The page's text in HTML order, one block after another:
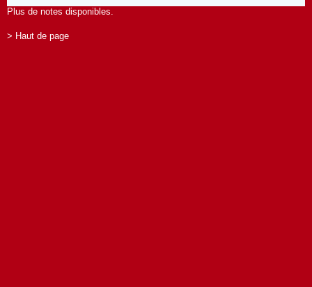
Plus de notes disponibles.
> Haut de page